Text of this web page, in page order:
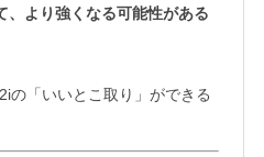
、より強くなる可能性がある
の「いいとこ取り」ができる